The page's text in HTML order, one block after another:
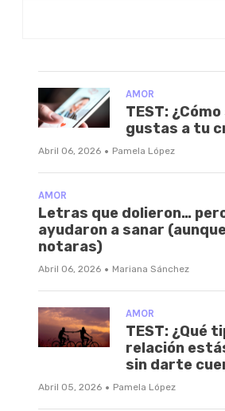
AMOR
TEST:
gustas a tu
Abril 06, 2026 · Pamela López
AMOR
Letras que dolieron…
ayudaron a sanar
notaras)
Abril 06, 2026 · Mariana Sánchez
AMOR
TEST: ¿Qué
relación
sin darte
Abril 05, 2026 · Pamela López